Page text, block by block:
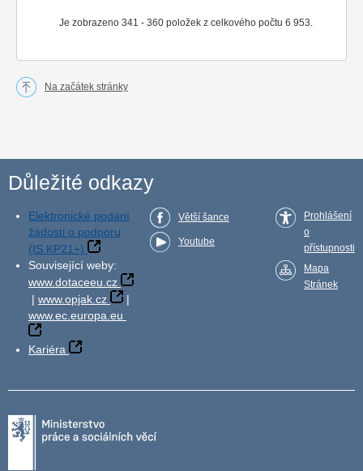
Je zobrazeno 341 - 360 položek z celkového počtu 6 953.
Na začátek stránky
Důležité odkazy
Elektronické podání
žádosti o podporu
(IS KP21+)
Související weby:
www.dotaceeu.cz
| www.opjak.cz
|
www.ec.europa.eu
Kariéra
Větší šance
Youtube
Prohlášení
o
přístupnosti
Mapa
Stránek